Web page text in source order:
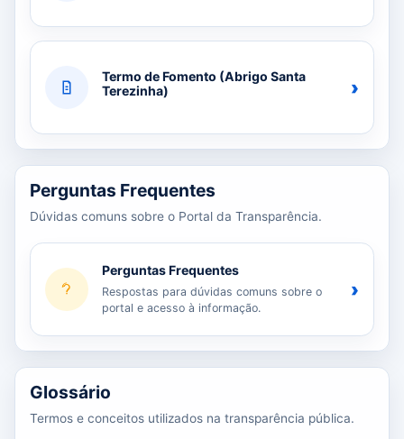
Termo de Fomento (Abrigo Santa
Terezinha)
›
Perguntas Frequentes
Dúvidas comuns sobre o Portal da Transparência.
Perguntas Frequentes
Respostas para dúvidas comuns sobre o
portal e acesso à informação.
›
Glossário
Termos e conceitos utilizados na transparência pública.